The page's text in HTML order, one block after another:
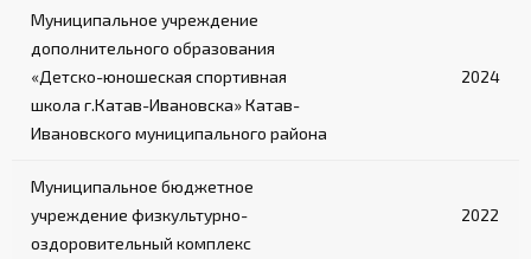
Муниципальное учреждение
дополнительного образования
«Детско-юношеская спортивная
школа г.Катав-Ивановска» Катав-
Ивановского муниципального района
2024
Муниципальное бюджетное
учреждение физкультурно-
оздоровительный комплекс
2022